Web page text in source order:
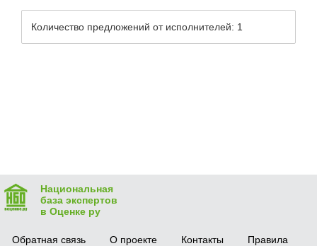
Количество предложений от исполнителей: 1
Национальная
база экспертов
в Оценке ру
Обратная связь О проекте Контакты Правила